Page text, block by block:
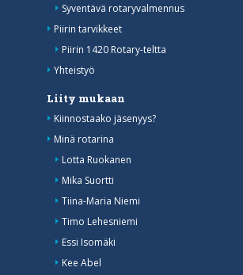
Syventävä rotaryvalmennus
Piirin tarvikkeet
Piirin 1420 Rotary-teltta
Yhteistyö
Liity mukaan
Kiinnostaako jäsenyys?
Minä rotarina
Lotta Ruokanen
Mika Suortti
Tiina-Maria Niemi
Timo Lehesniemi
Essi Isomäki
Kee Abel